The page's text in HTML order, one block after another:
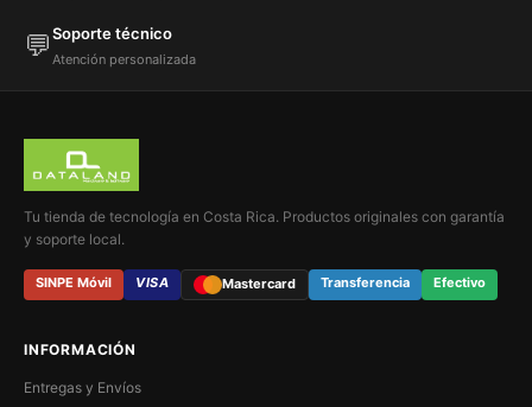
💬Soporte técnico
Atención personalizada
Tu tienda de tecnología en Costa Rica. Productos originales con garantía
y soporte local.
SINPE Móvil VISA Mastercard Transferencia Efectivo
INFORMACIÓN
Entregas y Envíos